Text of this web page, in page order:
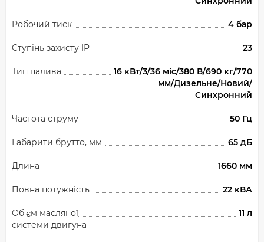
Робочий тиск 4 бар
Ступінь захисту IP 23
Тип палива
16 кВт/3/36 міс/380 В/690 кг/770
мм/Дизельне/Новий/
Синхронний
Частота струму 50 Гц
Габарити брутто, мм 65 дБ
Длина 1660 мм
Повна потужність 22 кВА
Об'єм масляної
системи двигуна
11 л